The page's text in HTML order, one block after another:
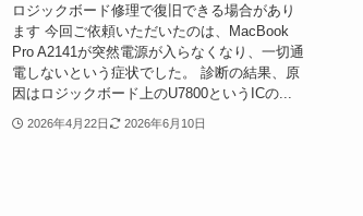
ロジックボード修理で復旧できる場合があり
ます 今回ご依頼いただいたのは、MacBook
Pro A2141が突然電源が入らなくなり、一切通
電しないという症状でした。 診断の結果、原
因はロジックボード上のU7800というICの...
2026年4月22日 2026年6月10日